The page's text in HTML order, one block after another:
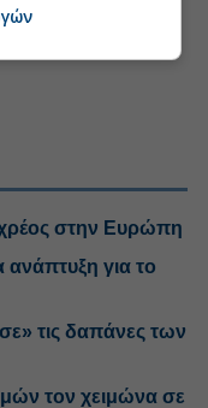
στην Ευρώπη
για το
τις δαπάνες των
τον χειμώνα σε